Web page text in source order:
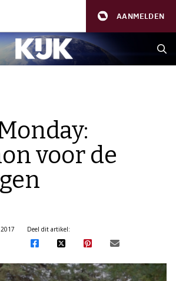
AANMELDEN
voor de
Deel dit artikel: